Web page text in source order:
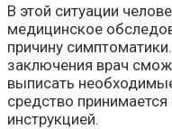
В этой ситуации
медицинское
причину
заключения врач
выписать
средство принимается
инструкцией.